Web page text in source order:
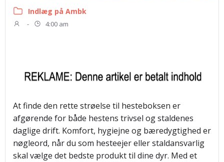
Indlæg på Ambk
- 4:00 am
At finde den rette strøelse til hesteboksen er
afgørende for både hestens trivsel og staldenes
daglige drift. Komfort, hygiejne og bæredygtighed er
nøgleord, når du som hesteejer eller staldansvarlig
skal vælge det bedste produkt til dine dyr. Med et